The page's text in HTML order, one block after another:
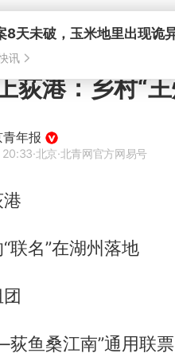
8天未破，玉米地里出现诡
讯
荻港：乡村“
年报
·北京·北青网官方网易号
联名”在湖州落地
荻鱼桑江南”通用联票